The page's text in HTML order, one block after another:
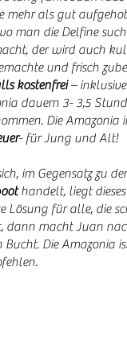
mehr als gut
man die Delfine
der wird auch
und frisch
kostenfrei–
dauern 3- 3,5
Die Amazonia
- für Jung und Alt!
im Gegensatz zu
handelt, liegt
Lösung für alle, die
dann macht Juan
Bucht. Die Amazonia